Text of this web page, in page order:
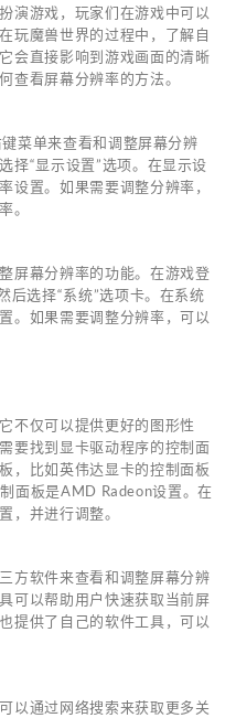
演游戏，玩家们在游戏中可以
玩魔兽世界的过程中，了解自
会直接影响到游戏画面的清晰
查看屏幕分辨率的方法。
菜单来查看和调整屏幕分辨
择“显示设置”选项。在显示设
设置。如果需要调整分辨率，
。
屏幕分辨率的功能。在游戏登
后选择“系统”选项卡。在系统
。如果需要调整分辨率，可以
不仅可以提供更好的图形性
要找到显卡驱动程序的控制面
，比如英伟达显卡的控制面板
面板是AMD Radeon设置。在
，并进行调整。
方软件来查看和调整屏幕分辨
可以帮助用户快速获取当前屏
提供了自己的软件工具，可以
以通过网络搜索来获取更多关